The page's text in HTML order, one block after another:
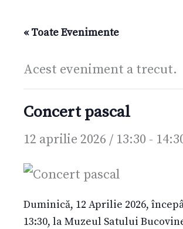
« Toate Evenimente
Acest eveniment a trecut.
Concert pascal
12 aprilie 2026 / 13:30 -
Duminică, 12 Aprilie 2026,
13:30, la Muzeul Satului